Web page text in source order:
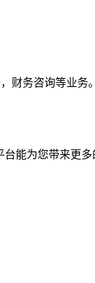
财务咨询等业务
能为您带来更多